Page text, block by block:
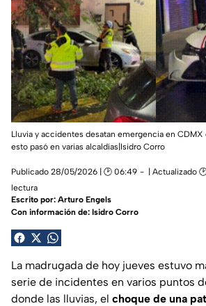
Lluvia y accidentes desatan emergencia en CDMX
esto pasó en varias alcaldías|Isidro Corro
Publicado 28/05/2026 | 🕑 06:49 | Actualizado
lectura
Escrito por: Arturo Engels
Con información de: Isidro Corro
La madrugada de hoy jueves estuvo
serie de incidentes en varios puntos
donde las lluvias, el choque de una